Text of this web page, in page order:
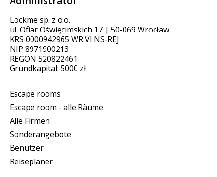
Lockme sp. z o.o.
ul. Ofiar Oświęcimskich 17 | 50-069 Wrocław
KRS 0000942965 WR.VI NS-REJ
NIP 8971900213
REGON 520822461
Grundkapital: 5000 zł
Escape rooms
Escape room - alle Räume
Alle Firmen
Sonderangebote
Benutzer
Reiseplaner